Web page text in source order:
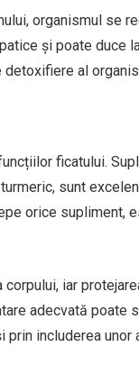
organismul se
și poate duce
al
ficatului.
sunt
orice supliment,
iar
adecvată poate
includerea